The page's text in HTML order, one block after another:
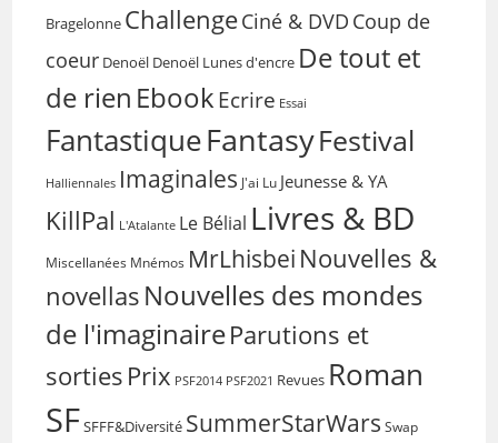
Bragelonne ChallengeCiné & DVD Coup de
coeur Denoël Denoël Lunes d'encre De tout et
de rien EbookEcrire Essai
FantastiqueFantasyFestival
Halliennales Imaginales J'ai Lu Jeunesse & YA
KillPal L'Atalante Le Bélial Livres & BD
Miscellanées Mnémos MrLhisbei Nouvelles &
novellas Nouvelles des mondes
de l'imaginaireParutions et
sorties Prix PSF2014 PSF2021 Revues Roman
SFSFFF&Diversité SummerStarWars Swap